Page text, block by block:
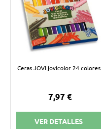
Ceras JOVI jovicolor 24 colores
7,97 €
VER DETALLES